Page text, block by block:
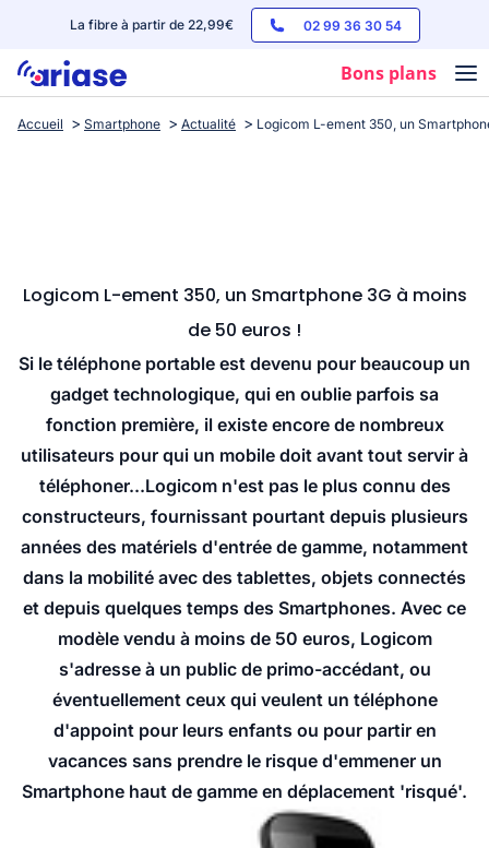
La fibre à partir de 22,99€ 02 99 36 30 54
Bons plans
Box internet
Streaming
Accueil Smartphone Actualité Logicom L-ement 350, un
Logicom L-ement 350, un Smartphone 3G à moins
de 50 euros !
Si le téléphone portable est devenu pour beaucoup un
gadget technologique, qui en oublie parfois sa
fonction première, il existe encore de nombreux
utilisateurs pour qui un mobile doit avant tout servir à
téléphoner...Logicom n'est pas le plus connu des
constructeurs, fournissant pourtant depuis plusieurs
années des matériels d'entrée de gamme, notamment
dans la mobilité avec des tablettes, objets connectés
et depuis quelques temps des Smartphones. Avec ce
modèle vendu à moins de 50 euros, Logicom
s'adresse à un public de primo-accédant, ou
éventuellement ceux qui veulent un téléphone
d'appoint pour leurs enfants ou pour partir en
vacances sans prendre le risque d'emmener un
Smartphone haut de gamme en déplacement 'risqué'.